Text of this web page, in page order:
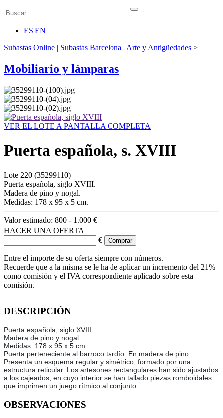
ES|EN
Subastas Online | Subastas Barcelona | Arte y Antigüedades >
Mobiliario y lámparas
VER EL LOTE A PANTALLA COMPLETA
Puerta española, s. XVIII
Lote 220 (35299110)
Puerta española, siglo XVIII.
Madera de pino y nogal.
Medidas: 178 x 95 x 5 cm.
Valor estimado: 800 - 1.000 €
HACER UNA OFERTA
€
Entre el importe de su oferta siempre con números.
Recuerde que a la misma se le ha de aplicar un incremento del 21%
como comisión y el IVA correspondiente aplicado sobre esta
comisión.
DESCRIPCIÓN
Puerta española, siglo XVIII.
Madera de pino y nogal.
Medidas: 178 x 95 x 5 cm.
Puerta perteneciente al barroco tardío. En madera de pino.
Presenta un esquema regular y simétrico, formado por una
estructura reticular. Los artesones rectangulares han sido ajustados
a los cajeados, en cuyo interior se han tallado piezas romboidales
que imprimen un juego rítmico al conjunto.
OBSERVACIONES